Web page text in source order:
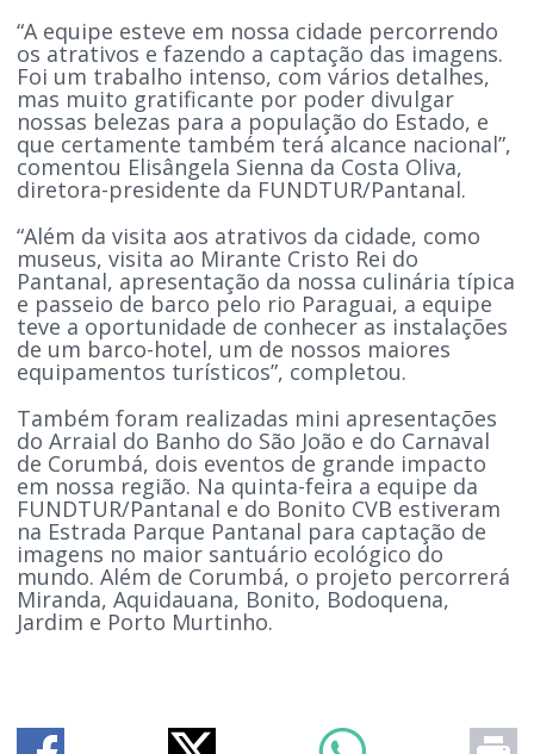
“A equipe esteve em nossa cidade percorrendo
os atrativos e fazendo a captação das imagens.
Foi um trabalho intenso, com vários detalhes,
mas muito gratificante por poder divulgar
nossas belezas para a população do Estado, e
que certamente também terá alcance nacional”,
comentou Elisângela Sienna da Costa Oliva,
diretora-presidente da FUNDTUR/Pantanal.
“Além da visita aos atrativos da cidade, como
museus, visita ao Mirante Cristo Rei do
Pantanal, apresentação da nossa culinária típica
e passeio de barco pelo rio Paraguai, a equipe
teve a oportunidade de conhecer as instalações
de um barco-hotel, um de nossos maiores
equipamentos turísticos”, completou.
Também foram realizadas mini apresentações
do Arraial do Banho do São João e do Carnaval
de Corumbá, dois eventos de grande impacto
em nossa região. Na quinta-feira a equipe da
FUNDTUR/Pantanal e do Bonito CVB estiveram
na Estrada Parque Pantanal para captação de
imagens no maior santuário ecológico do
mundo. Além de Corumbá, o projeto percorrerá
Miranda, Aquidauana, Bonito, Bodoquena,
Jardim e Porto Murtinho.